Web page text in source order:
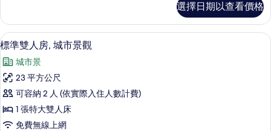
片
的
詳
情
選擇日期以查看價格
顯
示
標
準
雙
人
高級寢具、客房內保險箱、書桌、遮
5
標準雙人房, 城市景觀
城市景
23 平方公尺
可容納 2 人 (依實際入住人數計費)
1 張特大雙人床
免費無線上網